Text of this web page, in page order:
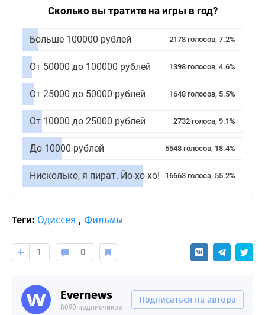
Сколько вы тратите на игры в год?
Больше 100000 рублей 2178 голосов, 7.2%
От 50000 до 100000 рублей 1398 голосов, 4.6%
От 25000 до 50000 рублей 1648 голосов, 5.5%
От 10000 до 25000 рублей 2732 голоса, 9.1%
До 10000 рублей 5548 голосов, 18.4%
Нисколько, я пират. Йо-хо-хо! 16663 голоса, 55.2%
Теги: Одиссея , Фильмы
1 0
Evernews
8090 подписчиков
Подписаться на автора